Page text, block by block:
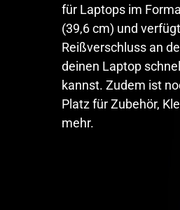
für Laptops im
(39,6 cm) und
Reißverschluss an
deinen Laptop
kannst. Zudem ist
Platz für Zubehör,
mehr.